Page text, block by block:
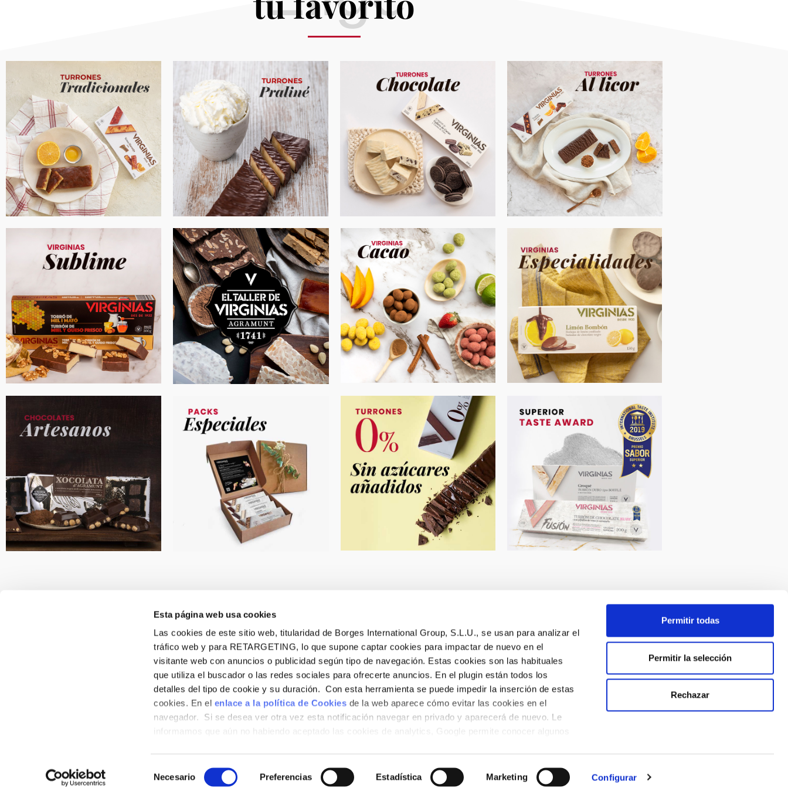
Esta página web usa cookies
Las cookies de este sitio web, titularidad de Borges International Group, S.L.U., se usan para analizar el
tráfico web y para RETARGETING, lo que supone captar cookies para impactar de nuevo en el
visitante web con anuncios o publicidad según tipo de navegación. Estas cookies son las habituales
que utiliza el buscador o las redes sociales para ofrecerte anuncios. En el plugin están todos los
detalles del tipo de cookie y su duración. Con esta herramienta se puede impedir la inserción de estas
cookies. En el enlace a la política de Cookies de la web aparece cómo evitar las cookies en el
navegador. Si se desea ver otra vez esta notificación navegar en privado y aparecerá de nuevo. Le
informamos que aún no habiendo aceptado las cookies de analytics, Google permite conocer algunos
de
Necesario Preferencias Estadística Marketing Configurar
Permitir todas
Permitir la selección
Rechazar
VIRGINIAS
Sobre nosotros
Contacto
PRODUCTOS
Turrones tradicionales
Turrones sin azúcar
Copyright 2019 © Derechos reservados. Diseño bcnpress.es